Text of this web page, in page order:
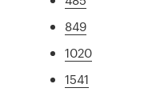
849
1020
1541